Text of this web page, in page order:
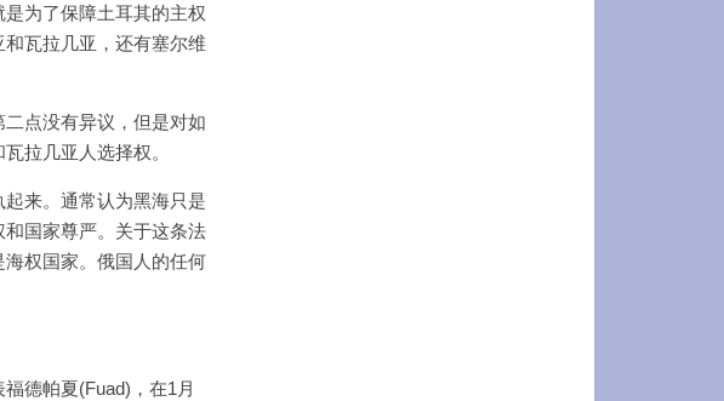
为了保障土耳其的主权
瓦拉几亚，还有塞尔维
点没有异议，但是对如
拉几亚人选择权。
来。通常认为黑海只是
国家尊严。关于这条法
权国家。俄国人的任何
德帕夏(Fuad)，在1月